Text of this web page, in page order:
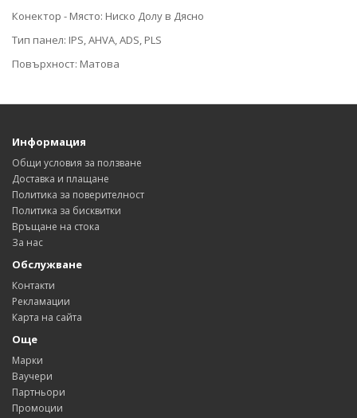
Конектор - Място: Ниско Долу в Дясно
Тип панел: IPS, AHVA, ADS, PLS
Повърхност: Матова
Информация
Общи условия за ползване
Доставка и плащане
Политика за поверителност
Политика за бисквитки
Връщане на стока
За нас
Обслужване
Контакти
Рекламации
Карта на сайта
Още
Марки
Ваучери
Партньори
Промоции